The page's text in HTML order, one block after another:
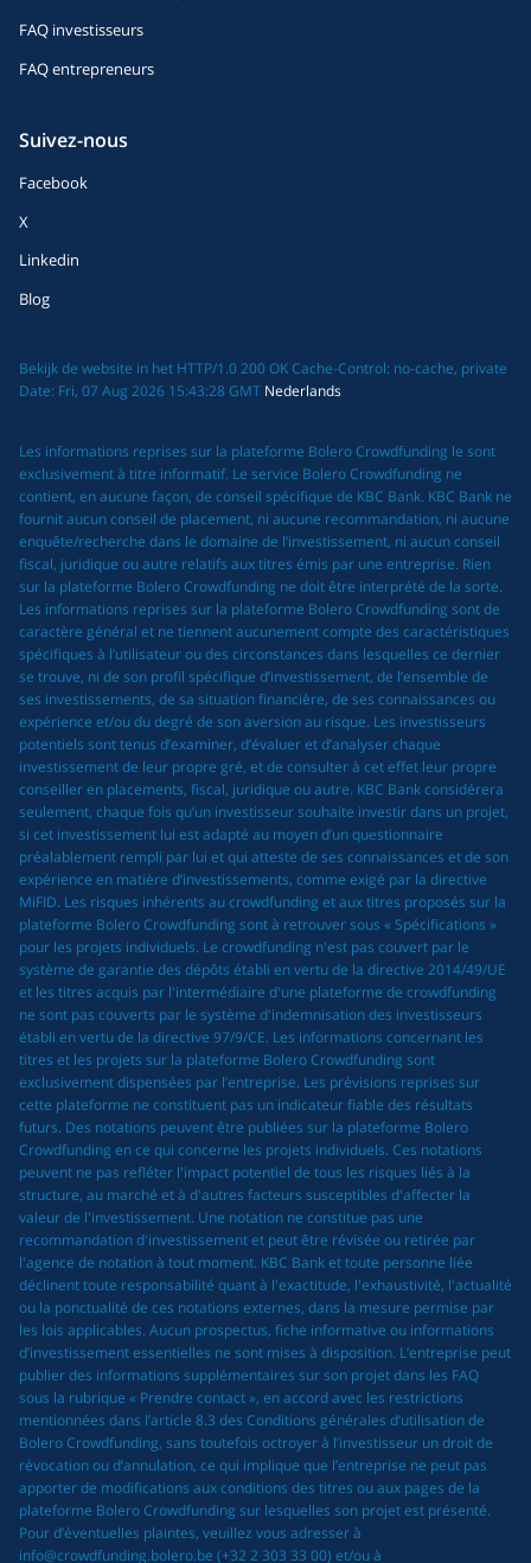
FAQ investisseurs
FAQ entrepreneurs
Suivez-nous
Facebook
X
Linkedin
Blog
Bekijk de website in het HTTP/1.0 200 OK Cache-Control: no-cache, private
Date: Fri, 07 Aug 2026 15:43:28 GMT Nederlands
Les informations reprises sur la plateforme Bolero Crowdfunding le sont
exclusivement à titre informatif. Le service Bolero Crowdfunding ne
contient, en aucune façon, de conseil spécifique de KBC Bank. KBC Bank ne
fournit aucun conseil de placement, ni aucune recommandation, ni aucune
enquête/recherche dans le domaine de l’investissement, ni aucun conseil
fiscal, juridique ou autre relatifs aux titres émis par une entreprise. Rien
sur la plateforme Bolero Crowdfunding ne doit être interprété de la sorte.
Les informations reprises sur la plateforme Bolero Crowdfunding sont de
caractère général et ne tiennent aucunement compte des caractéristiques
spécifiques à l’utilisateur ou des circonstances dans lesquelles ce dernier
se trouve, ni de son profil spécifique d’investissement, de l’ensemble de
ses investissements, de sa situation financière, de ses connaissances ou
expérience et/ou du degré de son aversion au risque. Les investisseurs
potentiels sont tenus d’examiner, d’évaluer et d’analyser chaque
investissement de leur propre gré, et de consulter à cet effet leur propre
conseiller en placements, fiscal, juridique ou autre. KBC Bank considérera
seulement, chaque fois qu’un investisseur souhaite investir dans un projet,
si cet investissement lui est adapté au moyen d’un questionnaire
préalablement rempli par lui et qui atteste de ses connaissances et de son
expérience en matière d’investissements, comme exigé par la directive
MiFID. Les risques inhérents au crowdfunding et aux titres proposés sur la
plateforme Bolero Crowdfunding sont à retrouver sous « Spécifications »
pour les projets individuels. Le crowdfunding n'est pas couvert par le
système de garantie des dépôts établi en vertu de la directive 2014/49/UE
et les titres acquis par l'intermédiaire d'une plateforme de crowdfunding
ne sont pas couverts par le système d'indemnisation des investisseurs
établi en vertu de la directive 97/9/CE. Les informations concernant les
titres et les projets sur la plateforme Bolero Crowdfunding sont
exclusivement dispensées par l’entreprise. Les prévisions reprises sur
cette plateforme ne constituent pas un indicateur fiable des résultats
futurs. Des notations peuvent être publiées sur la plateforme Bolero
Crowdfunding en ce qui concerne les projets individuels. Ces notations
peuvent ne pas refléter l'impact potentiel de tous les risques liés à la
structure, au marché et à d'autres facteurs susceptibles d'affecter la
valeur de l'investissement. Une notation ne constitue pas une
recommandation d'investissement et peut être révisée ou retirée par
l'agence de notation à tout moment. KBC Bank et toute personne liée
déclinent toute responsabilité quant à l'exactitude, l'exhaustivité, l'actualité
ou la ponctualité de ces notations externes, dans la mesure permise par
les lois applicables. Aucun prospectus, fiche informative ou informations
d’investissement essentielles ne sont mises à disposition. L’entreprise peut
publier des informations supplémentaires sur son projet dans les FAQ
sous la rubrique « Prendre contact », en accord avec les restrictions
mentionnées dans l’article 8.3 des Conditions générales d’utilisation de
Bolero Crowdfunding, sans toutefois octroyer à l’investisseur un droit de
révocation ou d’annulation, ce qui implique que l’entreprise ne peut pas
apporter de modifications aux conditions des titres ou aux pages de la
plateforme Bolero Crowdfunding sur lesquelles son projet est présenté.
Pour d’éventuelles plaintes, veuillez vous adresser à
info@crowdfunding.bolero.be (+32 2 303 33 00) et/ou à